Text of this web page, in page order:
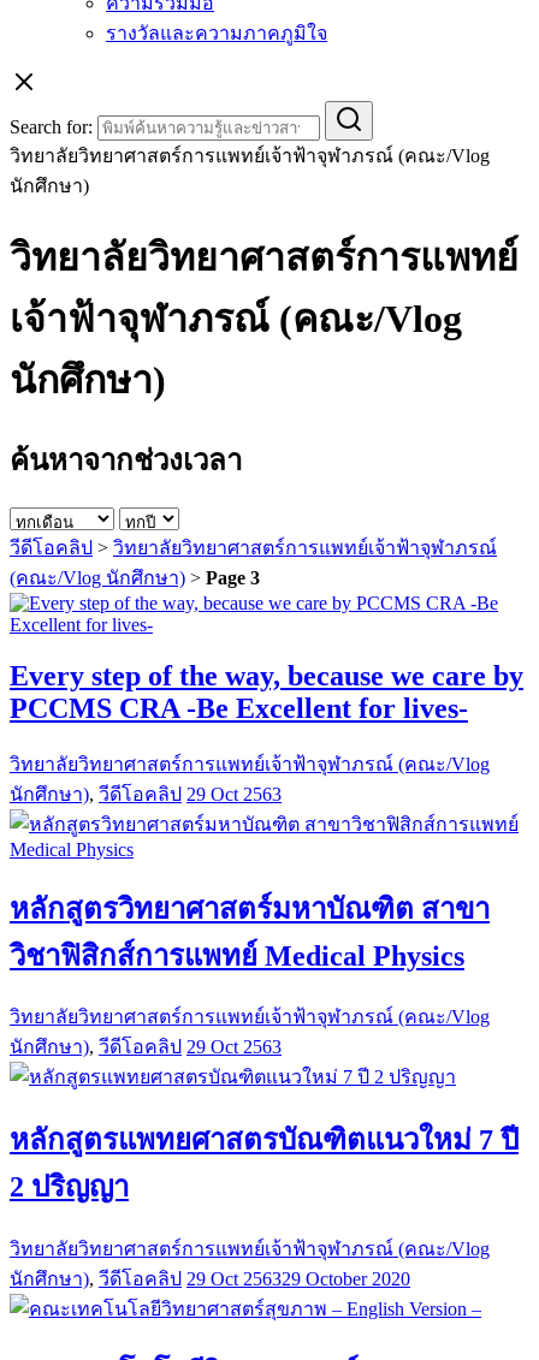
รางวัลและความภาคภูมิใจ
Search for:
วิทยาลัยวิทยาศาสตร์การแพทย์เจ้าฟ้าจุฬาภรณ์ (คณะ/Vlog
นักศึกษา)
วิทยาลัยวิทยาศาสตร์การแพทย์
เจ้าฟ้าจุฬาภรณ์ (คณะ/Vlog
นักศึกษา)
ค้นหาจากช่วงเวลา
วีดีโอคลิป > วิทยาลัยวิทยาศาสตร์การแพทย์เจ้าฟ้าจุฬาภรณ์
(คณะ/Vlog นักศึกษา) > Page 3
Every step of the way, because we care by
PCCMS CRA -Be Excellent for lives-
วิทยาลัยวิทยาศาสตร์การแพทย์เจ้าฟ้าจุฬาภรณ์ (คณะ/Vlog
นักศึกษา), วีดีโอคลิป 29 Oct 2563
หลักสูตรวิทยาศาสตร์มหาบัณฑิต สาขา
วิชาฟิสิกส์การแพทย์ Medical Physics
วิทยาลัยวิทยาศาสตร์การแพทย์เจ้าฟ้าจุฬาภรณ์ (คณะ/Vlog
นักศึกษา), วีดีโอคลิป 29 Oct 2563
หลักสูตรแพทยศาสตรบัณฑิตแนวใหม่ 7 ปี
2 ปริญญา
วิทยาลัยวิทยาศาสตร์การแพทย์เจ้าฟ้าจุฬาภรณ์ (คณะ/Vlog
นักศึกษา), วีดีโอคลิป 29 Oct 256329 October 2020